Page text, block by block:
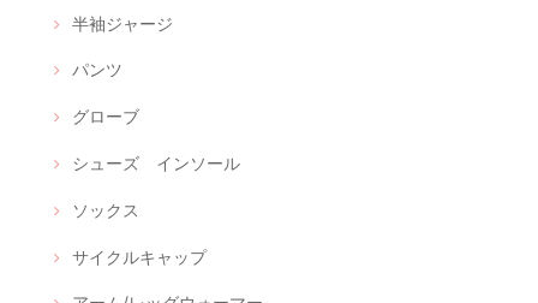
半袖ジャージ
パンツ
グローブ
シューズ インソール
ソックス
サイクルキャップ